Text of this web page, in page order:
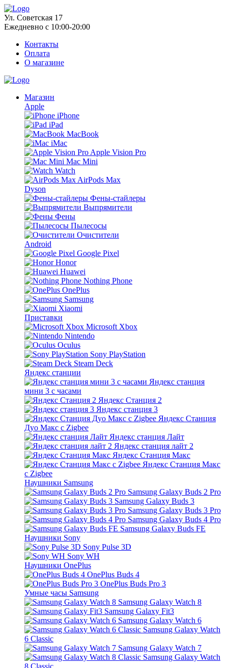
Ул. Советская 17
Ежедневно с 10:00-20:00
Контакты
Оплата
О магазине
Магазин
Apple
iPhone
iPad
MacBook
iMac
Apple Vision Pro
Mac Mini
Watch
AirPods Max
Dyson
Фены-стайлеры
Выпрямители
Фены
Пылесосы
Очистители
Android
Google Pixel
Honor
Huawei
Nothing Phone
OnePlus
Samsung
Xiaomi
Приставки
Microsoft Xbox
Nintendo
Oculus
Sony PlayStation
Steam Deck
Яндекс станции
Яндекс станция
мини 3 с часами
Яндекс Станция 2
Яндекс станция 3
Яндекс Станция
Дуо Макс с Zigbee
Яндекс станция Лайт
Яндекс станция лайт 2
Яндекс Станция Макс
Яндекс Станция Макс
с Zigbee
Наушники Samsung
Samsung Galaxy Buds 2 Pro
Samsung Galaxy Buds 3
Samsung Galaxy Buds 3 Pro
Samsung Galaxy Buds 4 Pro
Samsung Galaxy Buds FE
Наушники Sony
Sony Pulse 3D
Sony WH
Наушники OnePlus
OnePlus Buds 4
OnePlus Buds Pro 3
Умные часы Samsung
Samsung Galaxy Watch 8
Samsung Galaxy Fit3
Samsung Galaxy Watch 6
Samsung Galaxy Watch
6 Classic
Samsung Galaxy Watch 7
Samsung Galaxy Watch
8 Classic